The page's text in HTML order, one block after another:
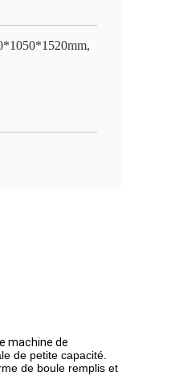
machine de
de petite capacité.
de boule remplis et